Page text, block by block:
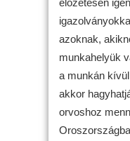
azoknak,
munkahelyük
a munkán
akkor
orvoshoz